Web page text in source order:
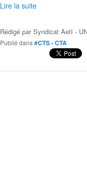
Lire la suite
Rédigé parSyndicat AetI -
Publié dans#CTS - CTA